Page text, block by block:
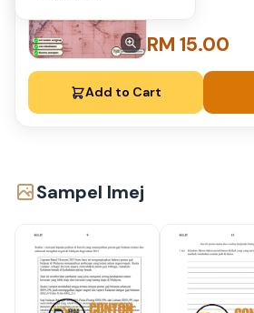
RM 15.00
Add to Cart
Sampel Imej